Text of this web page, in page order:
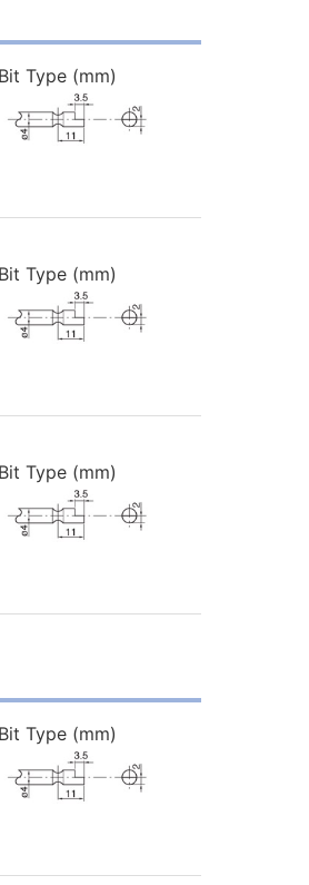
Bit Type (mm)
Bit Type (mm)
Bit Type (mm)
Bit Type (mm)